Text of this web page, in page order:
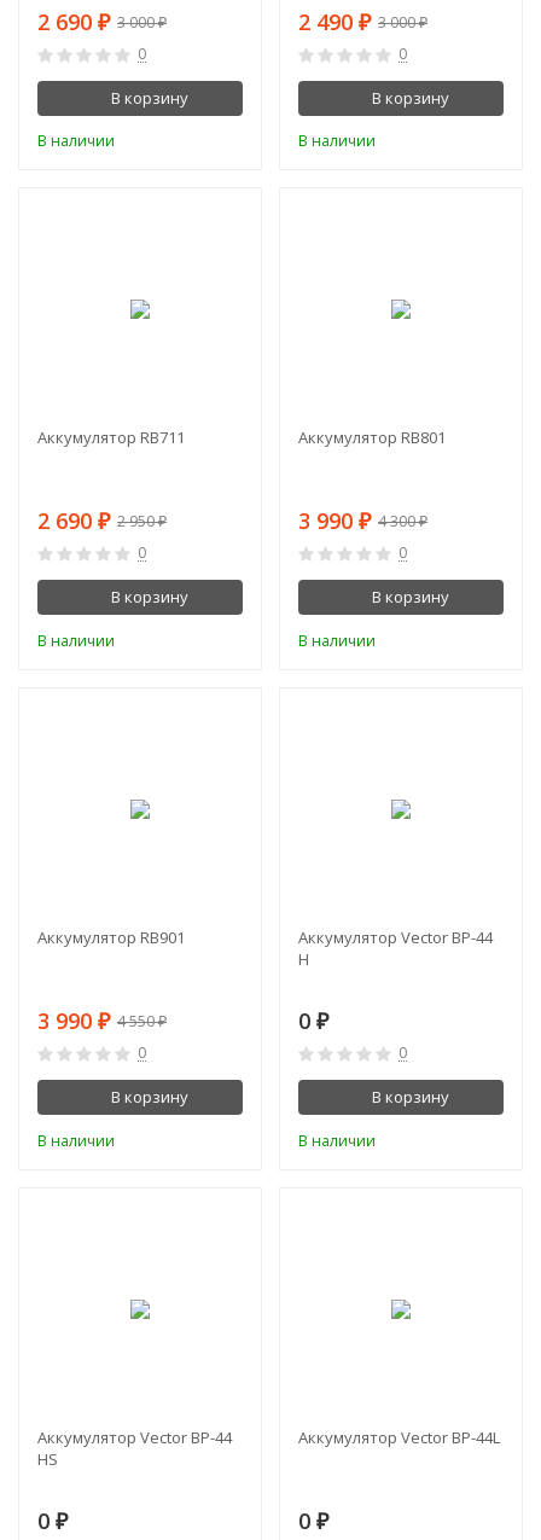
2 690 ₽ 3 000₽
0
В корзину
В наличии
2 490 ₽ 3 000₽
0
В корзину
В наличии
Аккумулятор RB711
2 690 ₽ 2 950₽
0
В корзину
В наличии
Аккумулятор RB801
3 990 ₽ 4 300₽
0
В корзину
В наличии
Аккумулятор RB901
3 990 ₽ 4 550₽
0
В корзину
В наличии
Аккумулятор Vector BP-44
H
0 ₽
0
В корзину
В наличии
Аккумулятор Vector BP-44
HS
0 ₽
Аккумулятор Vector BP-44L
0 ₽